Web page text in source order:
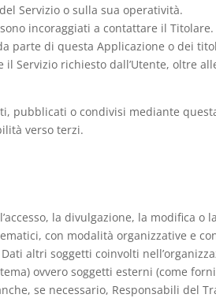
Servizio o sulla sua operatività.
incoraggiati a contattare il Titolare.
parte di questa Applicazione o dei
Servizio richiesto dall’Utente, oltre
pubblicati o condivisi mediante
verso terzi.
la divulgazione, la modifica o
con modalità organizzative e
altri soggetti coinvolti
ovvero soggetti esterni (come
se necessario, Responsabili del